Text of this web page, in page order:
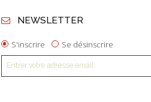
NEWSLETTER
S'inscrire Se désinscrire